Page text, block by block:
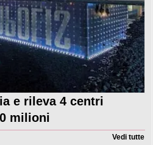
e rileva 4 centri
milioni
Vedi tutte